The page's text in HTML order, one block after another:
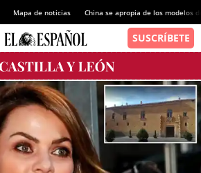
Mapa de noticias China se apropia de los modelos